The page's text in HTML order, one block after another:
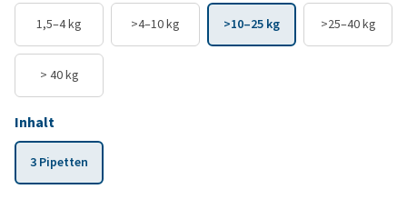
1,5–4 kg >4–10 kg >10–25 kg >25–40 kg
> 40 kg
Inhalt
3 Pipetten